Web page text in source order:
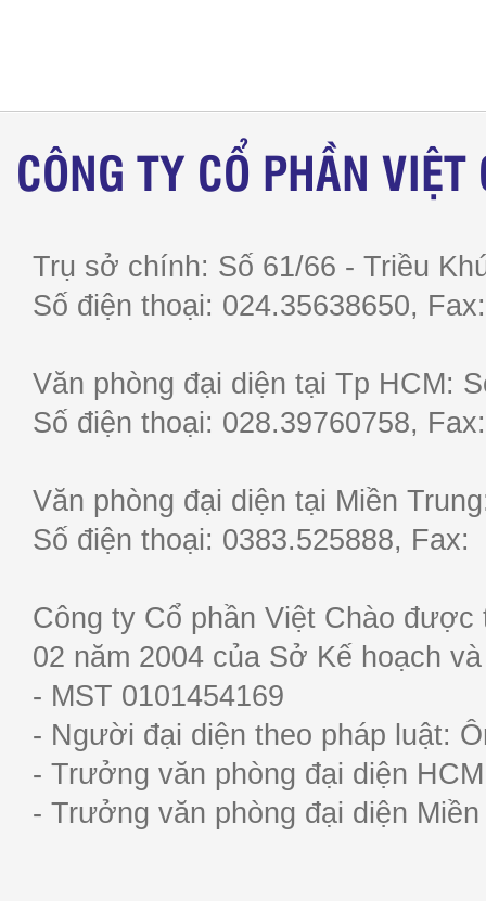
CÔNG TY CỔ PHẦN VIỆT
Trụ sở chính: Số 61/66 - Triều
Số điện thoại: 024.35638650,
Văn phòng đại diện tại Tp HCM:
Số điện thoại: 028.39760758,
Văn phòng đại diện tại Miền
Số điện thoại: 0383.525888,
Công ty Cổ phần Việt Chào được
02 năm 2004 của Sở Kế hoạch
- MST 0101454169
- Người đại diện theo pháp luật:
- Trưởng văn phòng đại diện
- Trưởng văn phòng đại diện